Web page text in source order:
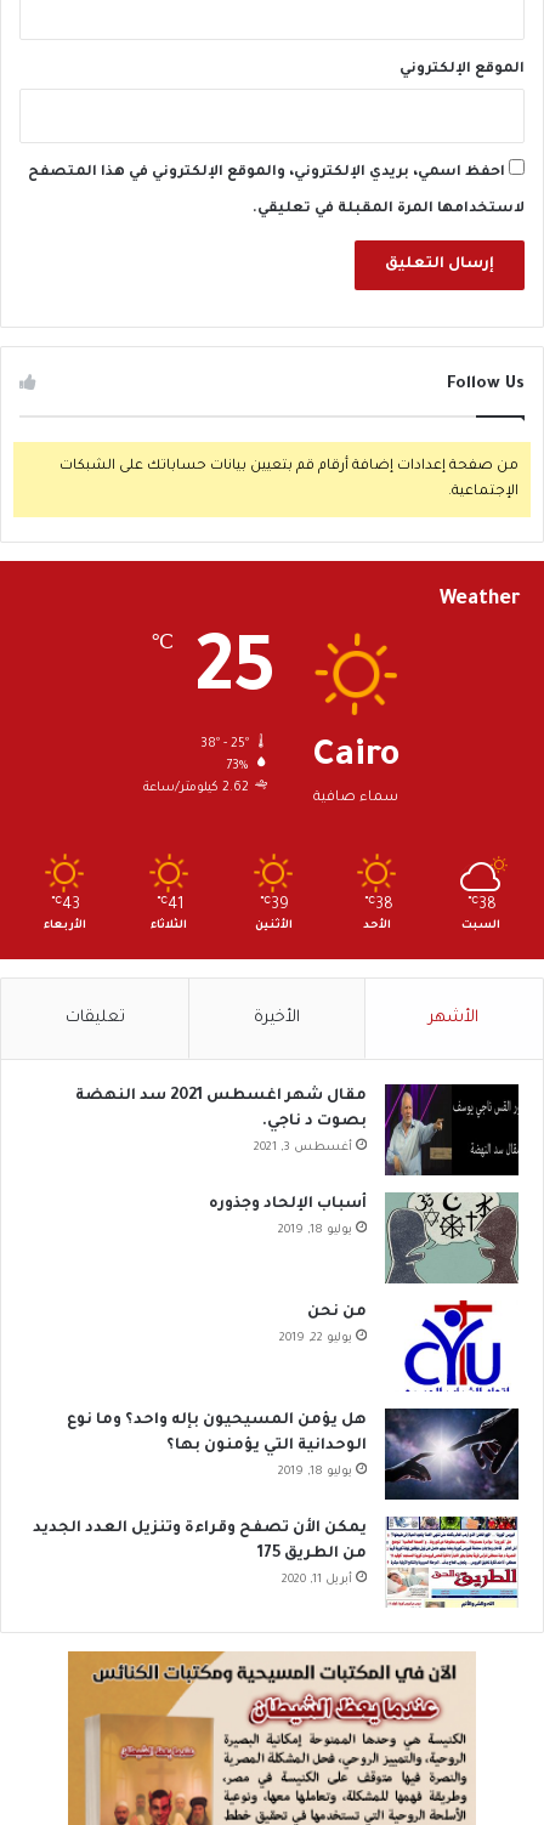
م
"
الموقع الإلكتروني
احفظ اسمي، بريدي الإلكتروني، والموقع الإلكتروني في هذا المتصفح
لاستخدامها المرة المقبلة في تعليقي.
Follow Us
من صفحة إعدادات إضافة أرقام قم بتعيين بيانات حساباتك على الشبكات
الإجتماعية.
Weather
Cairo
سماء صافية
25
℃
38º - 25º
73%
2.62 كيلومتر/ساعة
38
℃
السبت
38
℃
الأحد
39
℃
الأثنين
41
℃
الثلاثاء
43
℃
الأربعاء
الأشهر الأخيرة تعليقات
مقال شهر اغسطس 2021 سد النهضة
بصوت د ناجي.
أغسطس 3, 2021
أسباب الإلحاد وجذوره
يوليو 18, 2019
من نحن
يوليو 22, 2019
هل يؤمن المسيحيون بإله واحد؟ وما نوع
الوحدانية التي يؤمنون بها؟
يوليو 18, 2019
يمكن الأن تصفح وقراءة وتنزيل العدد الجديد
من الطريق 175
أبريل 11, 2020